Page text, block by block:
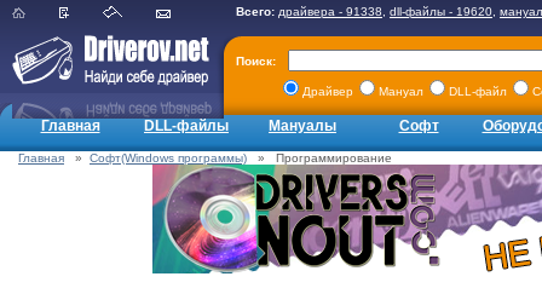
Всего: драйвера - 91338 dll-файлы - 19620
Поиск:
Драйвер Мануал DLL-файл
Главная DLL-файлы Мануалы Софт
Главная » Софт(Windows программы) » Программирование